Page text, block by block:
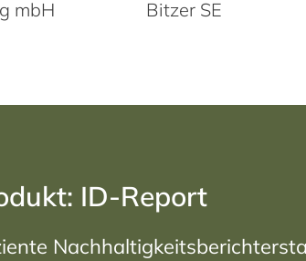
GmbH & Co.KG Carl
ID-Report